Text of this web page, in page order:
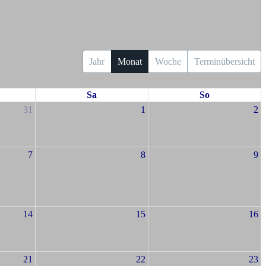
Jahr Monat Woche Terminübersicht
Sa
So
31
1 2
7 8 9
14 15 16
21 22 23